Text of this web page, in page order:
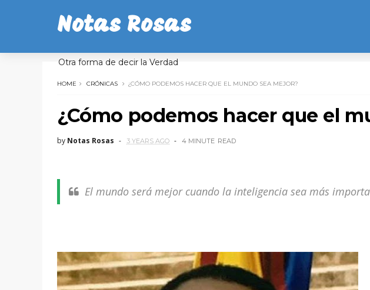
Notas Rosas
Otra forma de decir la Verdad
HOME CRÓNICAS ¿CÓMO PODEMOS HACER QUE EL MUNDO SEA MEJOR?
¿Cómo podemos hacer que el
by Notas Rosas 3 YEARS AGO 4 MINUTE READ
El mundo será mejor cuando la inteligencia sea más